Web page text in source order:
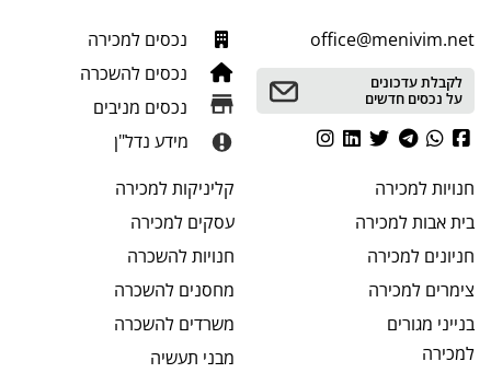
office@menivim.net
לקבלת עדכונים
על נכסים חדשים
נכסים למכירה
נכסים להשכרה
נכסים מניבים
מידע נדל"ן
חנויותלמכירה
בית אבותלמכירה
חניונים למכירה
צימרים למכירה
בנייני מגורים
למכירה
קליניקותלמכירה
עסקים למכירה
חנויותלהשכרה
מחסנים להשכרה
משרדים להשכרה
מבני תעשיה